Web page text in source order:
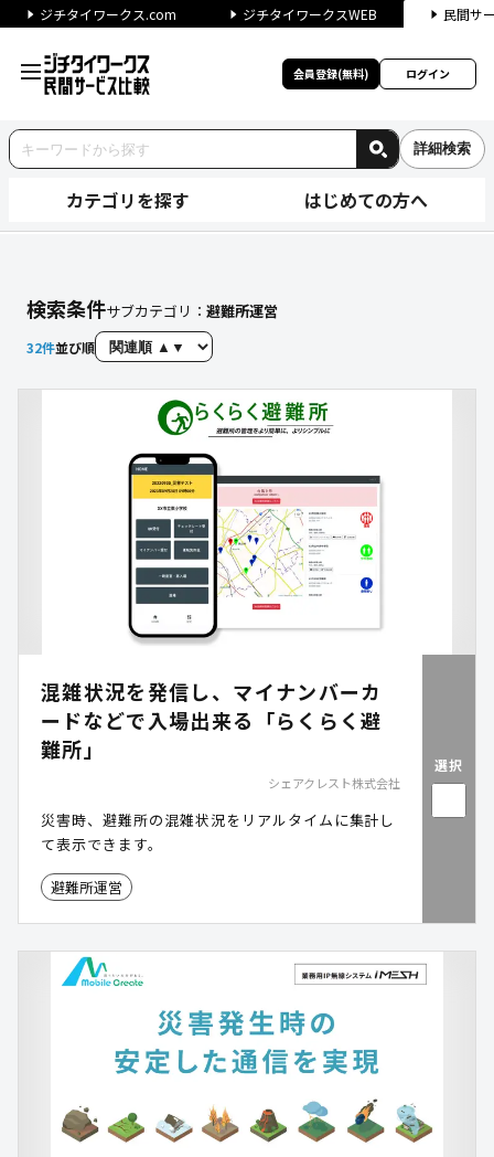
ジチタイワークス.com ジチタイワークスWEB 民間サ
会員登録(無料) ログイン
詳細検索
カテゴリを探す はじめての方へ
検索条件サブカテゴリ： 避難所運営
32件並び順
混雑状況を発信し、マイナンバーカ
ードなどで入場出来る「らくらく避
難所」
シェアクレスト株式会社
災害時、避難所の混雑状況をリアルタイムに集計し
て表示できます。
避難所運営
選択